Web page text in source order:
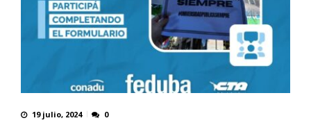
19 julio, 2024 0